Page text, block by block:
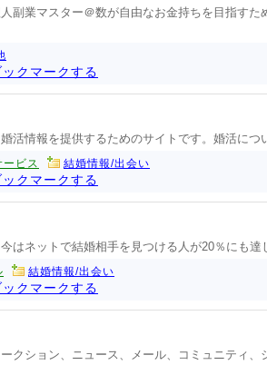
副業マスター＠数が自由なお金持ちを目指す
ックマークする
活情報を提供するためのサイトです。婚活に
ビス 結婚情報/出会い
ックマークする
はネットで結婚相手を見つける人が20％にも達
結婚情報/出会い
ックマークする
クション、ニュース、メール、コミュニティ